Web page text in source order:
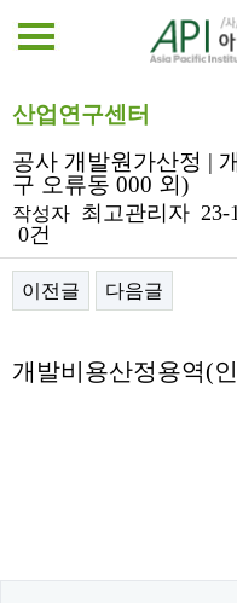
산업연구센터
공사 개발원가산정 |
구 오류동 000 외)
작성자 최고관리자 23-
0건
이전글 다음글
개발비용산정용역(